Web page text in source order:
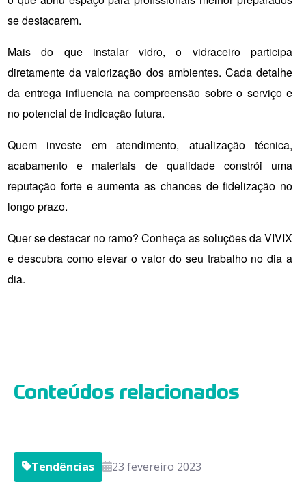
se destacarem.
Mais do que instalar vidro, o vidraceiro participa
diretamente da valorização dos ambientes. Cada detalhe
da entrega influencia na compreensão sobre o serviço e
no potencial de indicação futura.
Quem investe em atendimento, atualização técnica,
acabamento e materiais de qualidade constrói uma
reputação forte e aumenta as chances de fidelização no
longo prazo.
Quer se destacar no ramo? Conheça as soluções da VIVIX
e descubra como elevar o valor do seu trabalho no dia a
dia.
Conteúdos relacionados
23 fevereiro 2023
Tendências